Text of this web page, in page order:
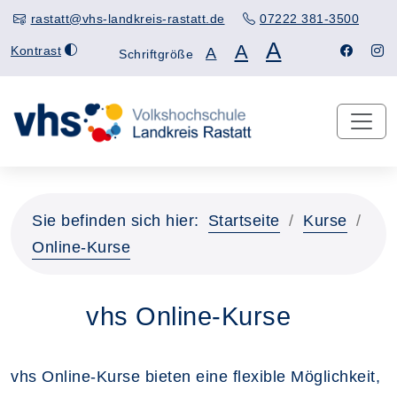
rastatt@vhs-landkreis-rastatt.de 07222 381-3500
Kontrast Schriftgröße A A A
Sie befinden sich hier: Startseite
Kurse
Online-Kurse
vhs Online-Kurse
vhs Online-Kurse bieten eine flexible Möglichkeit,